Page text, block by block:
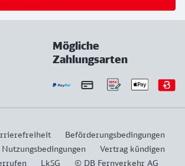
Mögliche
Zahlungsarten
Beförderungsbedingungen
Nutzungsbedingungen
Vertrag kündigen
LkSG © DB Fernverkehr AG